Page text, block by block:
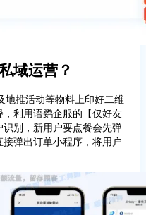
域运营？
地推活动等物料上印好二维
利用语鹦企服的【仅好友
别，新用户要点餐会先弹
弹出订单小程序，将用户